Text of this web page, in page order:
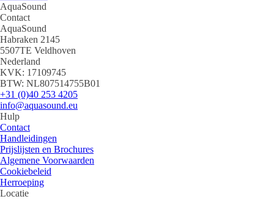
AquaSound
Contact
AquaSound
Habraken 2145
5507TE Veldhoven
Nederland
KVK: 17109745
BTW: NL807514755B01
+31 (0)40 253 4205
info@aquasound.eu
Hulp
Contact
Handleidingen
Prijslijsten en Brochures
Algemene Voorwaarden
Cookiebeleid
Herroeping
Locatie